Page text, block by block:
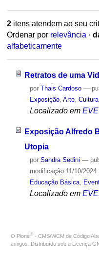
2itens atendem ao seu
Ordenar por relevância ·
alfabeticamente
Retratos de uma
por Thais Cardoso —
Exposição, Arte, Cultura,
Localizado em
Exposição Alfredo
Utopia
por Sandra Sedini —
modificação11/10/2024
Educação Básica,
Localizado em
O Plone® - CMS/WCM de Código
amigos. Distribuído sob a Licença